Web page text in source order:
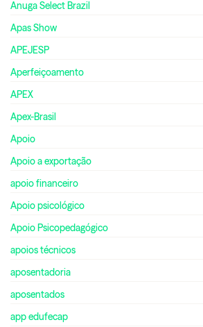
Anuga Select Brazil
Apas Show
APEJESP
Aperfeiçoamento
APEX
Apex-Brasil
Apoio
Apoio a exportação
apoio financeiro
Apoio psicológico
Apoio Psicopedagógico
apoios técnicos
aposentadoria
aposentados
app edufecap